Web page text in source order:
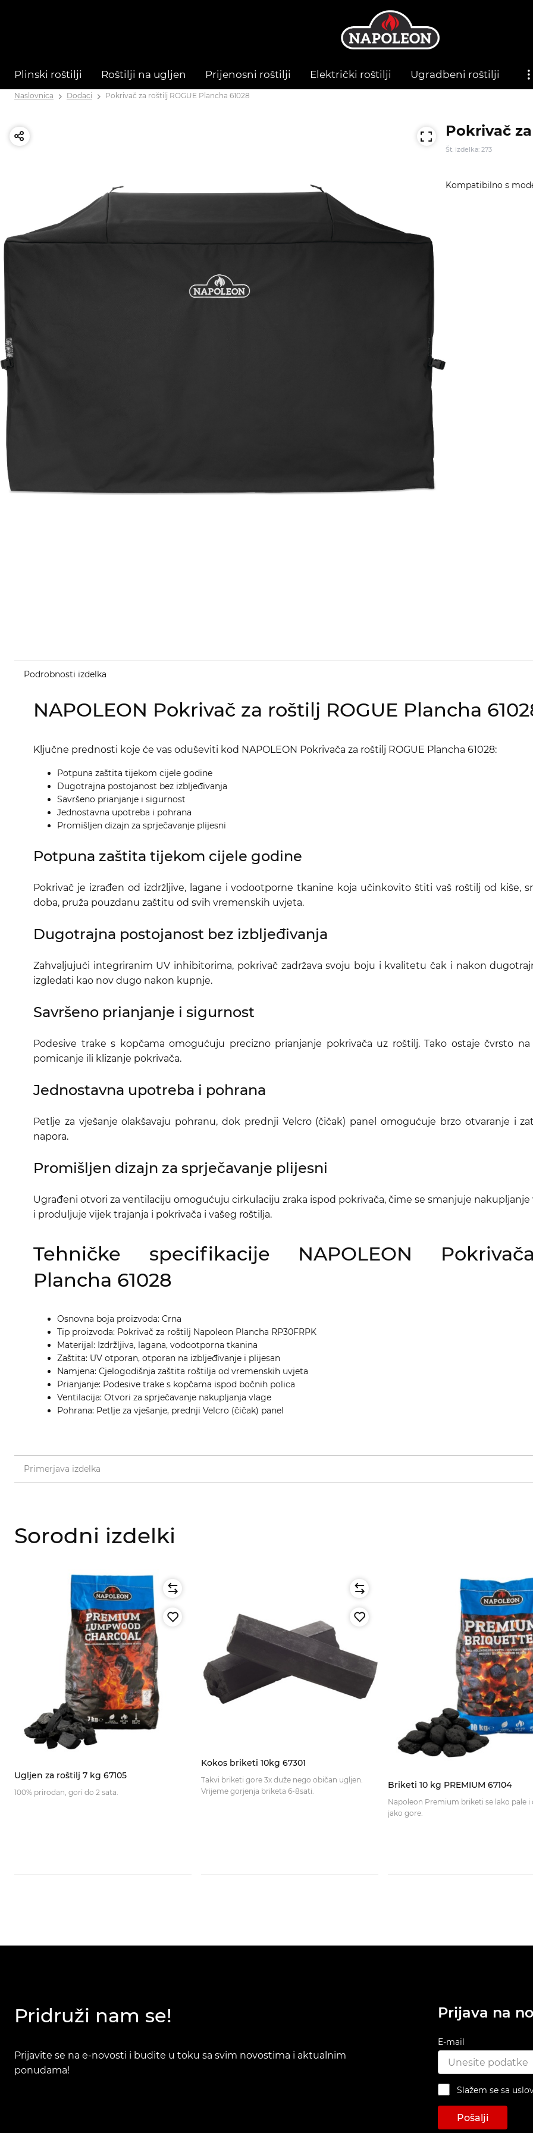
Plinski roštilji Roštilji na ugljen Prijenosni roštilji Električki roštilji Ugradbeni roštilji
Naslovnica Dodaci Pokrivač za roštilj ROGUE Plancha 61028
Pokrivač
Št. izdelka: 273
Kompatibilno s
Podrobnosti izdelka
NAPOLEON Pokrivač za roštilj ROGUE Plancha
Ključne prednosti koje će vas oduševiti kod NAPOLEON Pokrivača za roštilj ROGUE Plancha 61028:
Potpuna zaštita tijekom cijele godine
Dugotrajna postojanost bez izbljeđivanja
Savršeno prianjanje i sigurnost
Jednostavna upotreba i pohrana
Promišljen dizajn za sprječavanje plijesni
Potpuna zaštita tijekom cijele godine
Pokrivač je izrađen od izdržljive, lagane i vodootporne tkanine koja učinkovito štiti vaš roštilj od kiše,
doba, pruža pouzdanu zaštitu od svih vremenskih uvjeta.
Dugotrajna postojanost bez izbljeđivanja
Zahvaljujući integriranim UV inhibitorima, pokrivač zadržava svoju boju i kvalitetu čak i nakon
izgledati kao nov dugo nakon kupnje.
Savršeno prianjanje i sigurnost
Podesive trake s kopčama omogućuju precizno prianjanje pokrivača uz roštilj. Tako ostaje čvrsto
pomicanje ili klizanje pokrivača.
Jednostavna upotreba i pohrana
Petlje za vješanje olakšavaju pohranu, dok prednji Velcro (čičak) panel omogućuje brzo otvaranje i
napora.
Promišljen dizajn za sprječavanje plijesni
Ugrađeni otvori za ventilaciju omogućuju cirkulaciju zraka ispod pokrivača, čime se smanjuje
i produljuje vijek trajanja i pokrivača i vašeg roštilja.
Tehničke specifikacije NAPOLEON
Plancha 61028
Osnovna boja proizvoda: Crna
Tip proizvoda: Pokrivač za roštilj Napoleon Plancha RP30FRPK
Materijal: Izdržljiva, lagana, vodootporna tkanina
Zaštita: UV otporan, otporan na izbljeđivanje i plijesan
Namjena: Cjelogodišnja zaštita roštilja od vremenskih uvjeta
Prianjanje: Podesive trake s kopčama ispod bočnih polica
Ventilacija: Otvori za sprječavanje nakupljanja vlage
Pohrana: Petlje za vješanje, prednji Velcro (čičak) panel
Primerjava izdelka
Sorodni izdelki
Ugljen za roštilj 7 kg 67105
100% prirodan, gori do 2 sata.
Kokos briketi 10kg 67301
Takvi briketi gore 3x duže nego običan ugljen.
Vrijeme gorjenja briketa 6-8sati.
Briketi 10 kg PREMIUM 67104
Napoleon Premium briketi se lako pale i
jako gore.
Pridruži nam se!
Prijavite se na e-novosti i budite u toku sa svim novostima i aktualnim
ponudama!
Prijava na
E-mail
Slažem se sa
Pošalji